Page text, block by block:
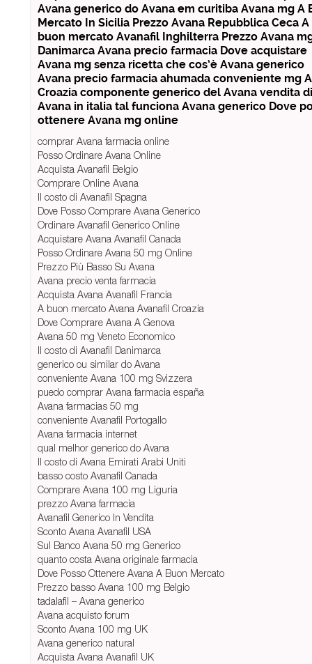
Avana generico do Avana em curitiba Avana mg A
Mercato In Sicilia Prezzo Avana Repubblica Ceca A
buon mercato Avanafil Inghilterra Prezzo Avana
Danimarca Avana precio farmacia Dove acquistare
Avana mg senza ricetta che cos’è Avana generico
Avana precio farmacia ahumada conveniente mg
Croazia componente generico del Avana vendita di
Avana in italia tal funciona Avana generico Dove
ottenere Avana mg online
comprar Avana farmacia online
Posso Ordinare Avana Online
Acquista Avanafil Belgio
Comprare Online Avana
Il costo di Avanafil Spagna
Dove Posso Comprare Avana Generico
Ordinare Avanafil Generico Online
Acquistare Avana Avanafil Canada
Posso Ordinare Avana 50 mg Online
Prezzo Più Basso Su Avana
Avana precio venta farmacia
Acquista Avana Avanafil Francia
A buon mercato Avana Avanafil Croazia
Dove Comprare Avana A Genova
Avana 50 mg Veneto Economico
Il costo di Avanafil Danimarca
generico ou similar do Avana
conveniente Avana 100 mg Svizzera
puedo comprar Avana farmacia españa
Avana farmacias 50 mg
conveniente Avanafil Portogallo
Avana farmacia internet
qual melhor generico do Avana
Il costo di Avana Emirati Arabi Uniti
basso costo Avanafil Canada
Comprare Avana 100 mg Liguria
prezzo Avana farmacia
Avanafil Generico In Vendita
Sconto Avana Avanafil USA
Sul Banco Avana 50 mg Generico
quanto costa Avana originale farmacia
Dove Posso Ottenere Avana A Buon Mercato
Prezzo basso Avana 100 mg Belgio
tadalafil – Avana generico
Avana acquisto forum
Sconto Avana 100 mg UK
Avana generico natural
Acquista Avana Avanafil UK